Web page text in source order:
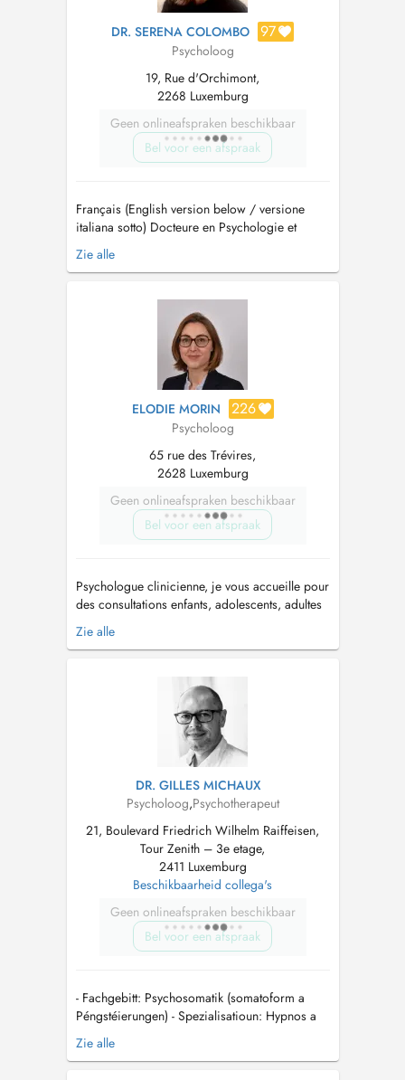
DR. SERENA COLOMBO 97
Psycholoog
19, Rue d'Orchimont,
2268 Luxemburg
Geen onlineafspraken beschikbaar
Bel voor een afspraak
Français (English version below / versione
italiana sotto) Docteure en Psychologie et
Sciences Cognitives, je propose une prise en
charge psychologique fondée sur l'Approche
Cette méthode s'appuie sur les connaissances
issues des neurosciences et de la ps...
Zie alle
ELODIE MORIN 226
Psycholoog
65 rue des Trévires,
2628 Luxemburg
Geen onlineafspraken beschikbaar
Bel voor een afspraak
Psychologue clinicienne, je vous accueille pour
des consultations enfants, adolescents, adultes
ainsi que pour des soutiens à la parentalité et
des accompagnements en périnatalité. Je vous
identifier avec vous votre demande. Chaque
Zie alle
DR. GILLES MICHAUX
Psycholoog,Psychotherapeut
21, Boulevard Friedrich Wilhelm Raiffeisen,
Tour Zenith – 3e etage,
2411 Luxemburg
Beschikbaarheid collega's
Geen onlineafspraken beschikbaar
Bel voor een afspraak
- Fachgebitt: Psychosomatik (somatoform a
Péngstéierungen) - Spezialisatioun: Hypnos a
Bio-/Neurofeedback - Nëmmen op Rezept (Info
op: cns.public.lu) - Nëmme fir Erwuessener
Zie alle